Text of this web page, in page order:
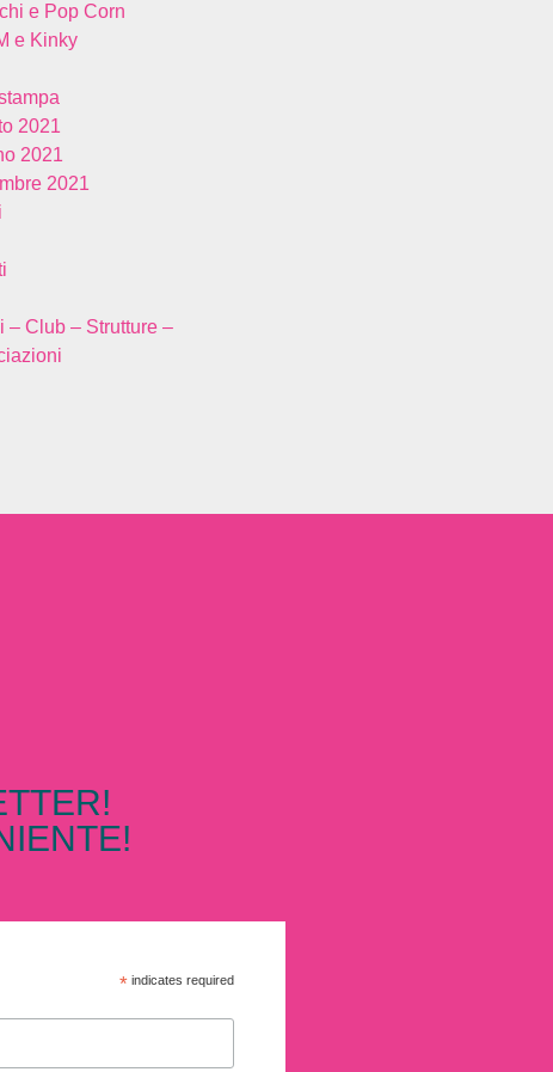
e Pop Corn
e Kinky
2021
2021
2021
– Club – Strutture –
* indicates required